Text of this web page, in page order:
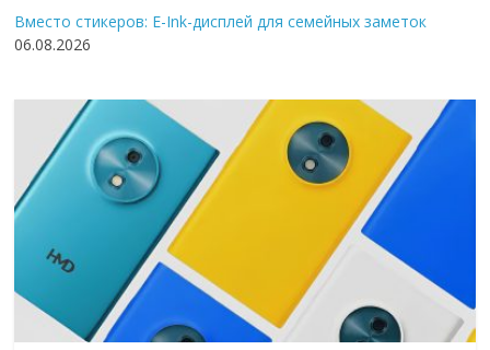
Вместо стикеров: E-Ink-дисплей для семейных заметок
06.08.2026